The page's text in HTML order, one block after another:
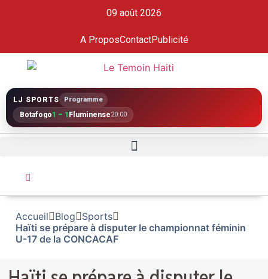
09 août 2026
A ProposContactPublicité
LJ SPORTS Programme
Botafogo1 – 1 Fluminense20:00
Accueil Blog
Sports
Haïti se prépare à disputer le championnat féminin
U-17 de la CONCACAF